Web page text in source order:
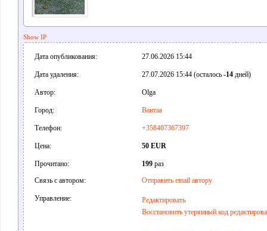
Show IP
Дата опубликования: 27.06.2026 15:44
Дата удаления: 27.07.2026 15:44 (осталось -14дней)
Автор: Olga
Город: Вантаа
Телефон: +358407367397
Цена: 50 EUR
Прочитано: 199раз
Связь с автором:
Отправить email автору
Управление:
Редактировать
Восстановить утерянный код